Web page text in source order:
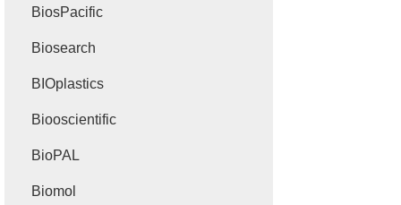
BiosPacific
Biosearch
BIOplastics
Biooscientific
BioPAL
Biomol